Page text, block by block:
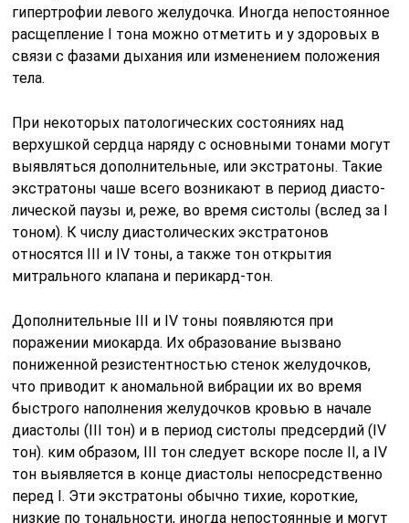
гипертрофии левого желудочка. Иногда непостоянное
расщепление I тона можно отметить и у здоровых в
связи с фазами дыхания или изменением положения
тела.
При некоторых патологических состояниях над
верхушкой сердца наряду с основными тонами могут
выявляться дополнительные, или экстратоны. Такие
экстратоны чаше всего возникают в период диасто­
лической паузы и, реже, во время систолы (вслед за I
тоном). К числу диастолических экстратонов
относятся III и IV тоны, а также тон открытия
митрального клапана и перикард-тон.
Дополнительные III и IV тоны появляются при
поражении мио­карда. Их образование вызвано
пониженной резистентностью стенок желудочков,
что приводит к аномальной вибрации их во время
быст­рого наполнения желудочков кровью в начале
диастолы (III тон) и в период систолы предсердий (IV
тон). ким образом, III тон следует вскоре после II, а IV
тон выявляется в конце диастолы непосредствен­но
перед I. Эти экстратоны обычно тихие, короткие,
низкие по тональности, иногда непостоянные и могут